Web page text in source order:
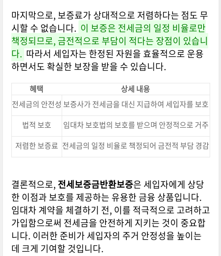
마지막으로, 보증료가 상대적으로 저렴하다는 점도 무
시할 수 없습니다. 이 보증은 전세금의 일정 비율로만
책정되므로, 금전적으로 부담이 적다는 장점이 있습니
다. 따라서 세입자는 한정된 자원을 효율적으로 운용
하면서도 확실한 보장을 받을 수 있습니다.
혜택
상세 내용
전세금의 안전성 보증사가 전세금을 대신 지급하여 세입자를 보호
법적 보호
임대차 보호법의 보호를 받으며 안정적으로 거주
저렴한 보증료 전세금의 일정 비율로 책정되어 금전적 부담 경감
결론적으로, 전세보증금반환보증은 세입자에게 상당
한 이점과 보호를 제공하는 유용한 금융 상품입니다.
임대차 계약을 체결하기 전, 이를 적극적으로 고려하고
가입함으로써 전세금을 안전하게 지키는 것이 중요합
니다. 이러한 준비가 세입자의 주거 안정성을 높이는
데 크게 기여할 것입니다.